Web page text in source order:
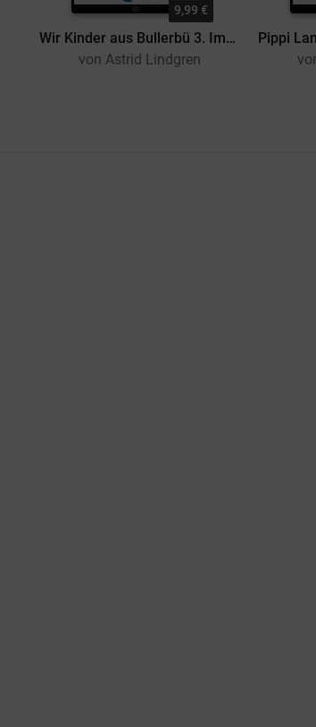
9,99 €
Wir Kinder aus Bullerbü 3. Immer lustig in Bullerbü
von Astrid Lindgren